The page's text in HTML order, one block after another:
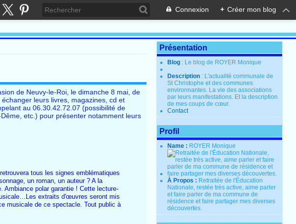
Connexion + Créer mon blog
de Neuvy-le-Roi, le dimanche 8 mai, de
leurs livres, magazines, cd et
au 06.30.42.72.07 (possibilité de
etc.) pour présenter notamment leurs
tous les signes emblématiques
un roman, un auteur ? A la
Ambiance polar garantie ! Cette lecture-
extraits d'œuvres seront mis
musicale de ce spectacle. Tout public à
Présentation
Blog : Le blog de ROYER Monique
Description : L'actualité communale de
St Christophe et des communes
environnantes. La vie des associations
par leurs manifestations. Et la description
de mes coups de cœur.
Contact
Profil
Name : ROYER Monique
À Propos : Retraitée de l'Éducation
Nationale, restée très active, aime parler
et faire parler de ma commune de
résidence et faire partager mes diverses
découvertes.